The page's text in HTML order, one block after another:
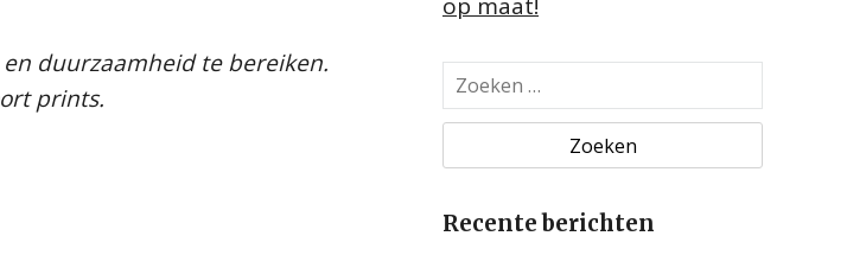
duurzaamheid te bereiken.
prints.
op maat!
o
k
n
Recente berichten